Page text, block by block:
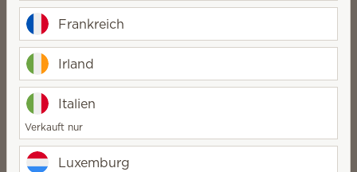
Duftblume Dahlia
Darling - Luna
28,00 €
Quantity
Duftblume Dahlia
28,00 €
Frankreich
Irland
Italien
Verkauft nur
Luxemburg